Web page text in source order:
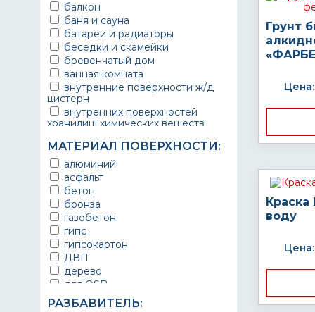
балкон
баня и сауна
батареи и радиаторы
беседки и скамейки
бревенчатый дом
ванная комната
внутренние поверхности ж/д
цистерн
внутренних поверхностей
хранилищ химических веществ
ворота
выхлопные системы
автомобилей
газопроводы
гараж
гидротехнические сооружения
городской транспорт
грузовые вагоны
двери металлические
детали двигателей
детали машин
для автомобилей
МАТЕРИАЛ ПОВЕРХНОСТИ:
алюминий
асфальт
бетон
бронза
газобетон
гипс
гипсокартон
ДВП
дерево
для OSB
для бетона
РАЗБАВИТЕЛЬ:
Грунт
Цена:
воду
Цена: